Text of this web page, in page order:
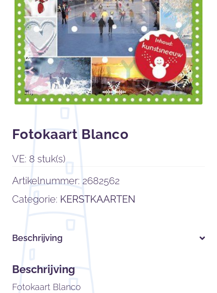
Fotokaart Blanco
VE: 8 stuk(s)
Artikelnummer: 2682562
Categorie: KERSTKAARTEN
Beschrijving
Beschrijving
Fotokaart Blanco